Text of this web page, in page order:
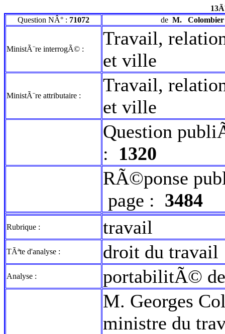
Question NÂ° : 71072 de M. Colombier
MinistÃ¨re interrogÃ© :
Travail,
et ville
MinistÃ¨re attributaire :
Travail,
et ville
Question
: 1320
RÃ©ponse
page : 3484
Rubrique : travail
TÃªte d'analyse : droit du travail
Analyse : portabilitÃ©
M. Georges
ministre du